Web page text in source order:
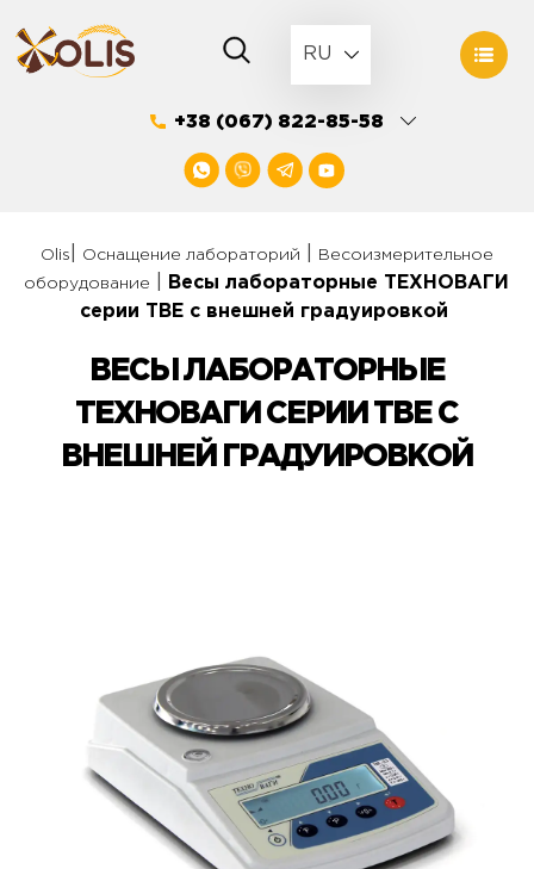
to
content
RU
+38 (067) 822-85-58
Olis Оснащение лабораторий
Весоизмерительное
оборудование
Весы лабораторные ТЕХНОВАГИ
серии TBE с внешней градуировкой
ВЕСЫ ЛАБОРАТОРНЫЕ
ТЕХНОВАГИ СЕРИИ TBE С
ВНЕШНЕЙ ГРАДУИРОВКОЙ